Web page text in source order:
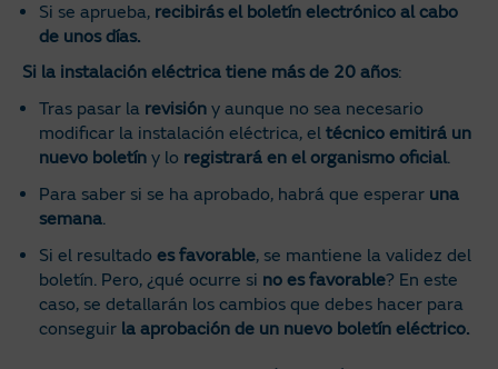
Si se aprueba, recibirás el boletín electrónico al cabo
de unos días.
Si la instalación eléctrica tiene más de 20 años:
Tras pasar la revisión y aunque no sea necesario
modificar la instalación eléctrica, el técnico emitirá un
nuevo boletín y lo registrará en el organismo oficial.
Para saber si se ha aprobado, habrá que esperar una
semana.
Si el resultado es favorable, se mantiene la validez del
boletín. Pero, ¿qué ocurre si no es favorable? En este
caso, se detallarán los cambios que debes hacer para
conseguir la aprobación de un nuevo boletín eléctrico.